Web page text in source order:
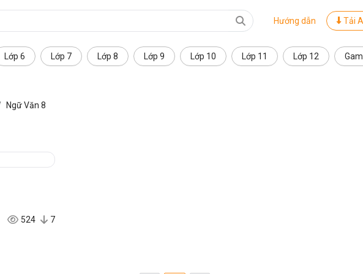
Hướng dẫn Tải
Lớp 6 Lớp 7 Lớp 8 Lớp 9 Lớp 10 Lớp 11 Lớp 12
Ngữ Văn 8
524 7